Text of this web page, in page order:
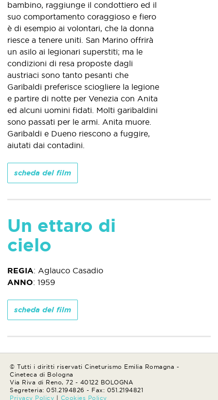
bambino, raggiunge il condottiero ed il
suo comportamento coraggioso e fiero
è di esempio ai volontari, che la donna
riesce a tenere uniti. San Marino offrirà
un asilo ai legionari superstiti; ma le
condizioni di resa proposte dagli
austriaci sono tanto pesanti che
Garibaldi preferisce sciogliere la legione
e partire di notte per Venezia con Anita
ed alcuni uomini fidati. Molti garibaldini
sono passati per le armi. Anita muore.
Garibaldi e Dueno riescono a fuggire,
aiutati dai contadini.
scheda del film
Un ettaro di
cielo
REGIA: Aglauco Casadio
ANNO: 1959
scheda del film
© Tutti i diritti riservati Cineturismo Emilia Romagna -
Cineteca di Bologna
Via Riva di Reno, 72 - 40122 BOLOGNA
Segreteria: 051.2194826 - Fax: 051.2194821
Privacy Policy | Cookies Policy